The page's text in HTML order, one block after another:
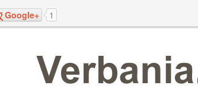
Google+ 1